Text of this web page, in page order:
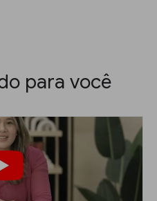
para você